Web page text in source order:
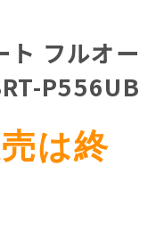
ト フルオー
P556UB
は終